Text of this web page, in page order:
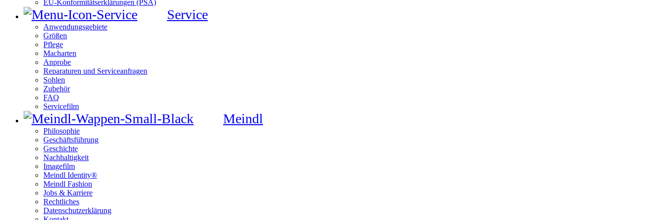
EU-Konformitätserklärungen (PSA)
Service
Anwendungsgebiete
Größen
Pflege
Macharten
Anprobe
Reparaturen und Serviceanfragen
Sohlen
Zubehör
FAQ
Servicefilm
Meindl
Philosophie
Geschäftsführung
Geschichte
Nachhaltigkeit
Imagefilm
Meindl Identity®
Meindl Fashion
Jobs & Karriere
Rechtliches
Datenschutzerklärung